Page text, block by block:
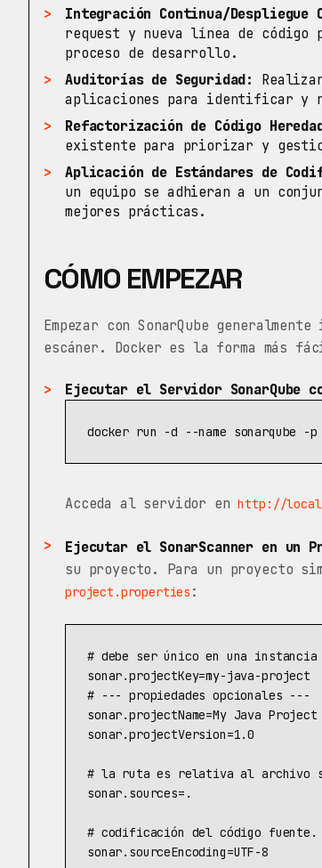
Integración Continua/Despliegue
request y nueva línea de código
proceso de desarrollo.
Auditorías de Seguridad:
aplicaciones para identificar y
Refactorización de Código
existente para priorizar y
Aplicación de Estándares de
un equipo se adhieran a un
mejores prácticas.
CÓMO EMPEZAR
Empezar con SonarQube
escáner. Docker es la forma más
Ejecutar el Servidor SonarQube
docker run -d --name sonarqube -p
Acceda al servidor enhttp://
Ejecutar el SonarScanner en un
su proyecto. Para un proyecto
project.properties :
sonar.projectKey=my-java-project
sonar.projectName=My Java Project
sonar.projectVersion=1.0
sonar.sources= .
sonar.sourceEncoding=UTF-8